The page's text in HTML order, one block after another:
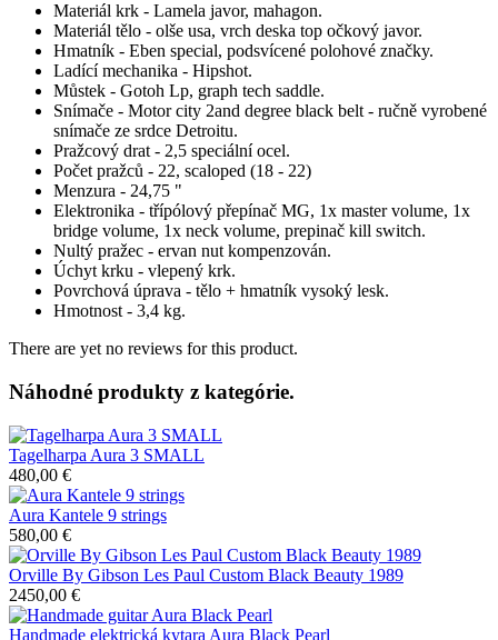
Materiál krk - Lamela javor, mahagon.
Materiál tělo - olše usa, vrch deska top očkový javor.
Hmatník - Eben special, podsvícené polohové značky.
Ladící mechanika - Hipshot.
Můstek - Gotoh Lp, graph tech saddle.
Snímače - Motor city 2and degree black belt - ručně vyrobené
snímače ze srdce Detroitu.
Pražcový drat - 2,5 speciální ocel.
Počet pražců - 22, scaloped (18 - 22)
Menzura - 24,75 "
Elektronika - třípólový přepínač MG, 1x master volume, 1x
bridge volume, 1x neck volume, prepinač kill switch.
Nultý pražec - ervan nut kompenzován.
Úchyt krku - vlepený krk.
Povrchová úprava - tělo + hmatník vysoký lesk.
Hmotnost - 3,4 kg.
There are yet no reviews for this product.
Náhodné produkty z kategórie.
Tagelharpa Aura 3 SMALL
480,00 €
Aura Kantele 9 strings
580,00 €
Orville By Gibson Les Paul Custom Black Beauty 1989
2450,00 €
Handmade elektrická kytara Aura Black Pearl